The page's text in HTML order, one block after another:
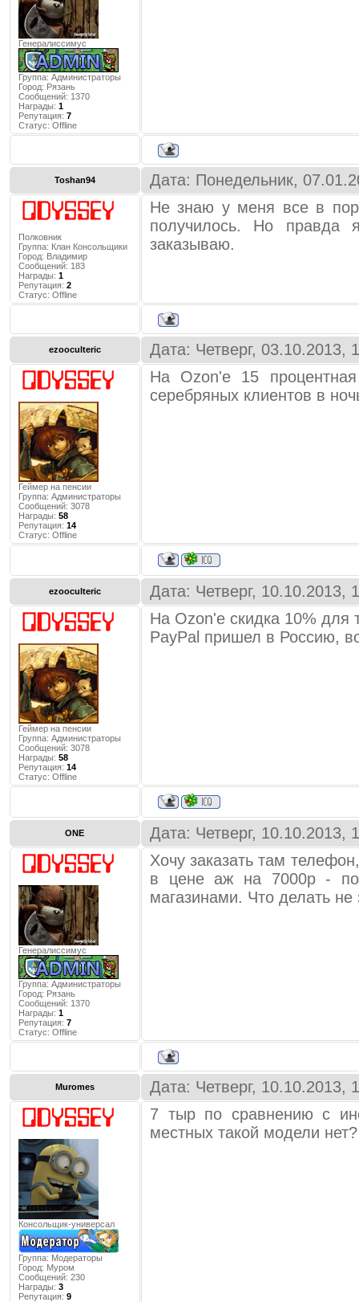
Генералиссимус
Группа: Администраторы
Город: Рязань
Сообщений: 1370
Награды: 1
Репутация: 7
Статус: Offline
Toshan94 Дата: Понедельник,
Полковник
Группа: Клан Консольщики
Город: Владимир
Сообщений: 183
Награды: 1
Репутация: 2
Статус: Offline
Не знаю у меня все в
получилось. Но правда
заказываю.
ezooculteric Дата: Четверг,
Геймер на пенсии
Группа: Администраторы
Сообщений: 3078
Награды: 58
Репутация: 14
Статус: Offline
На Ozon'е 15
серебряных клиентов в
ezooculteric Дата: Четверг,
Геймер на пенсии
Группа: Администраторы
Сообщений: 3078
Награды: 58
Репутация: 14
Статус: Offline
На Ozon'е скидка 10% для
PayPal пришел в Россию,
ONE Дата: Четверг,
Генералиссимус
Группа: Администраторы
Город: Рязань
Сообщений: 1370
Награды: 1
Репутация: 7
Статус: Offline
Хочу заказать там
в цене аж на 7000р - по
магазинами. Что делать не
Muromes Дата: Четверг,
Консольщик-универсал
Группа: Модераторы
Город: Муром
Сообщений: 230
Награды: 3
Репутация: 9
7 тыр по сравнению с
местных такой модели нет?